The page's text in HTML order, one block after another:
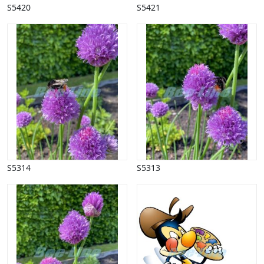
Påske
Penge, finans
Piktogrammer
Pinse
Politik, arbejdsmarked
Restauration, hotel
Scenarier
Skibe, både, søfart
Sommer
Spil
Sport
Spots
Sundhed, sygdom
Trafik, færdsel
Uddannelse
Udsalg og andre begreber
Underholdning, kultur
S5420 S5421
S5314 S5313